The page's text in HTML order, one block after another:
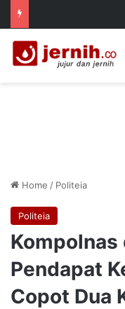
Home / Politeia
Politeia
Kompolnas
Pendapat
Copot Dua